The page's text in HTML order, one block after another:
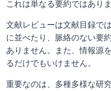
これは単なる要約ではありま
文献レビューは文献目録で
に並べたり、脈絡のない要
ありません。また、情報源
るだけでもいけません。
重要なのは、多種多様な研